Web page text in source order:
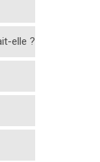
elle ?